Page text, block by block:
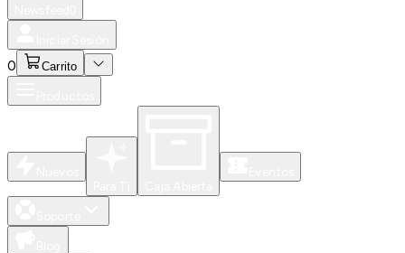
0 Carrito